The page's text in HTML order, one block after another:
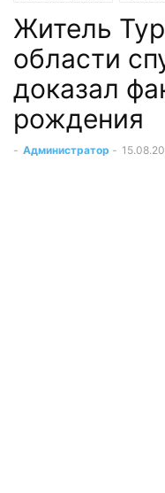
Житель
области
доказал
рождения
- Администратор -